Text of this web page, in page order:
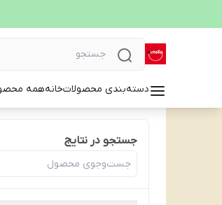
دسته‌بندی محصولاتخانههمه
جستجو در نتایج